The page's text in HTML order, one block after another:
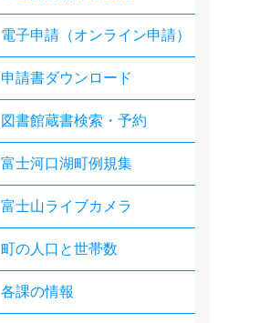
電子申請（オンライン申請）
申請書ダウンロード
図書館蔵書検索・予約
富士河口湖町例規集
富士山ライブカメラ
町の人口と世帯数
各課の情報